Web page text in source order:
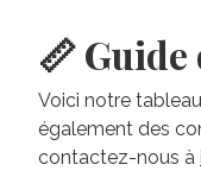
📏
Voici notre
également des
contactez-nous à